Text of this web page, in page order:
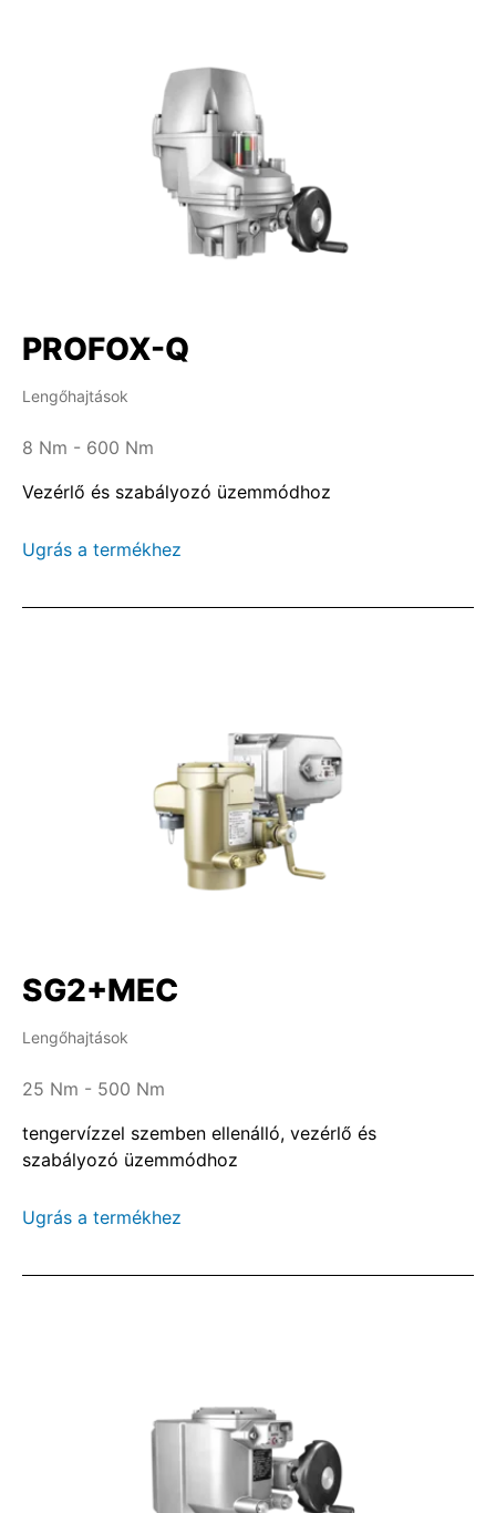
PROFOX-Q
Lengőhajtások
8 Nm - 600 Nm
Vezérlő és szabályozó üzemmódhoz
Ugrás a termékhez
SG2+MEC
Lengőhajtások
25 Nm - 500 Nm
tengervízzel szemben ellenálló, vezérlő és
szabályozó üzemmódhoz
Ugrás a termékhez